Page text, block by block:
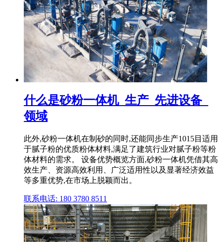
什么是砂粉一体机_生产_先进设备_
领域
此外,砂粉一体机在制砂的同时,还能同步生产1015目适用
于腻子粉的优质粉体材料,满足了建筑行业对腻子粉等粉
体材料的需求。 设备优势概览方面,砂粉一体机凭借其高
效生产、资源高效利用、广泛适用性以及显著经济效益
等多重优势,在市场上脱颖而出。
联系电话: 180 3780 8511